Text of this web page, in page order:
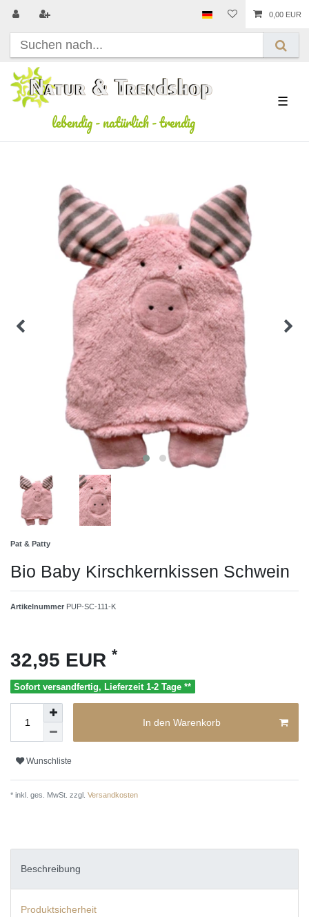
0,00 EUR
lebendig-natürlich-trendig
☰
Pat & Patty
Bio Baby Kirschkernkissen Schwein
Artikelnummer PUP-SC-111-K
32,95 EUR *
Sofort versandfertig, Lieferzeit 1-2 Tage **
In den Warenkorb
Wunschliste
* inkl. ges. MwSt. zzgl. Versandkosten
Beschreibung
Produktsicherheit